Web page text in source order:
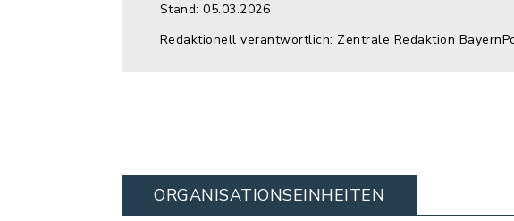
Stand: 05.03.2026
Redaktionell verantwortlich: Zentrale Redaktion
ORGANISATIONS­EINHEITEN